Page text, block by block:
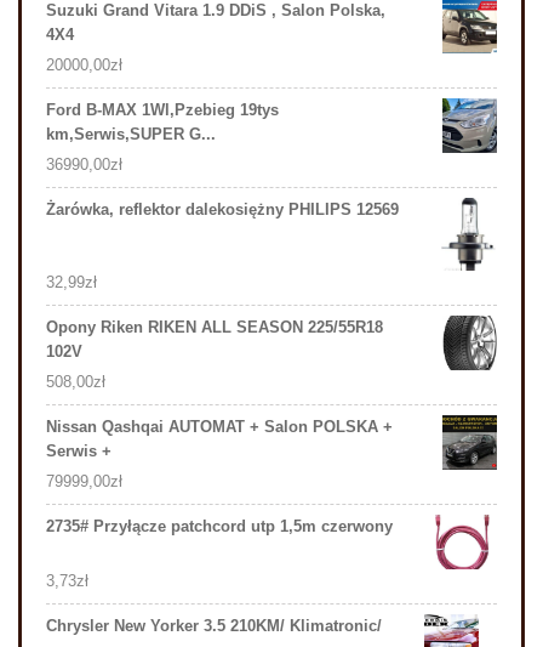
Suzuki Grand Vitara 1.9 DDiS , Salon Polska,
4X4
20000,00zł
Ford B-MAX 1Wl,Pzebieg 19tys
km,Serwis,SUPER G...
36990,00zł
Żarówka, reflektor dalekosiężny PHILIPS 12569
32,99zł
Opony Riken RIKEN ALL SEASON 225/55R18
102V
508,00zł
Nissan Qashqai AUTOMAT + Salon POLSKA +
Serwis +
79999,00zł
2735# Przyłącze patchcord utp 1,5m czerwony
3,73zł
Chrysler New Yorker 3.5 210KM/ Klimatronic/